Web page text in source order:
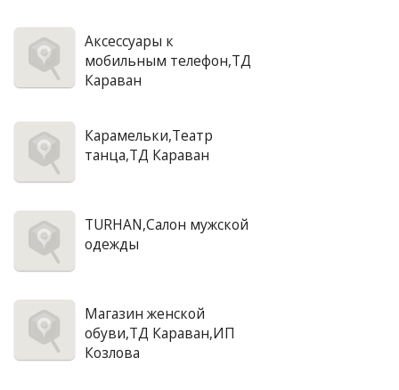
Аксессуары к
мобильным телефон,ТД
Караван
Карамельки,Театр
танца,ТД Караван
TURHAN,Салон мужской
одежды
Магазин женской
обуви,ТД Караван,ИП
Козлова